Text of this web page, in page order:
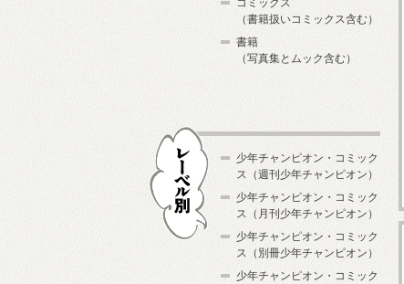
コミックス
（書籍扱いコミックス含む）
書籍
（写真集とムック含む）
少年チャンピオン・コミック
ス（週刊少年チャンピオン）
少年チャンピオン・コミック
ス（月刊少年チャンピオン）
少年チャンピオン・コミック
ス（別冊少年チャンピオン）
少年チャンピオン・コミック